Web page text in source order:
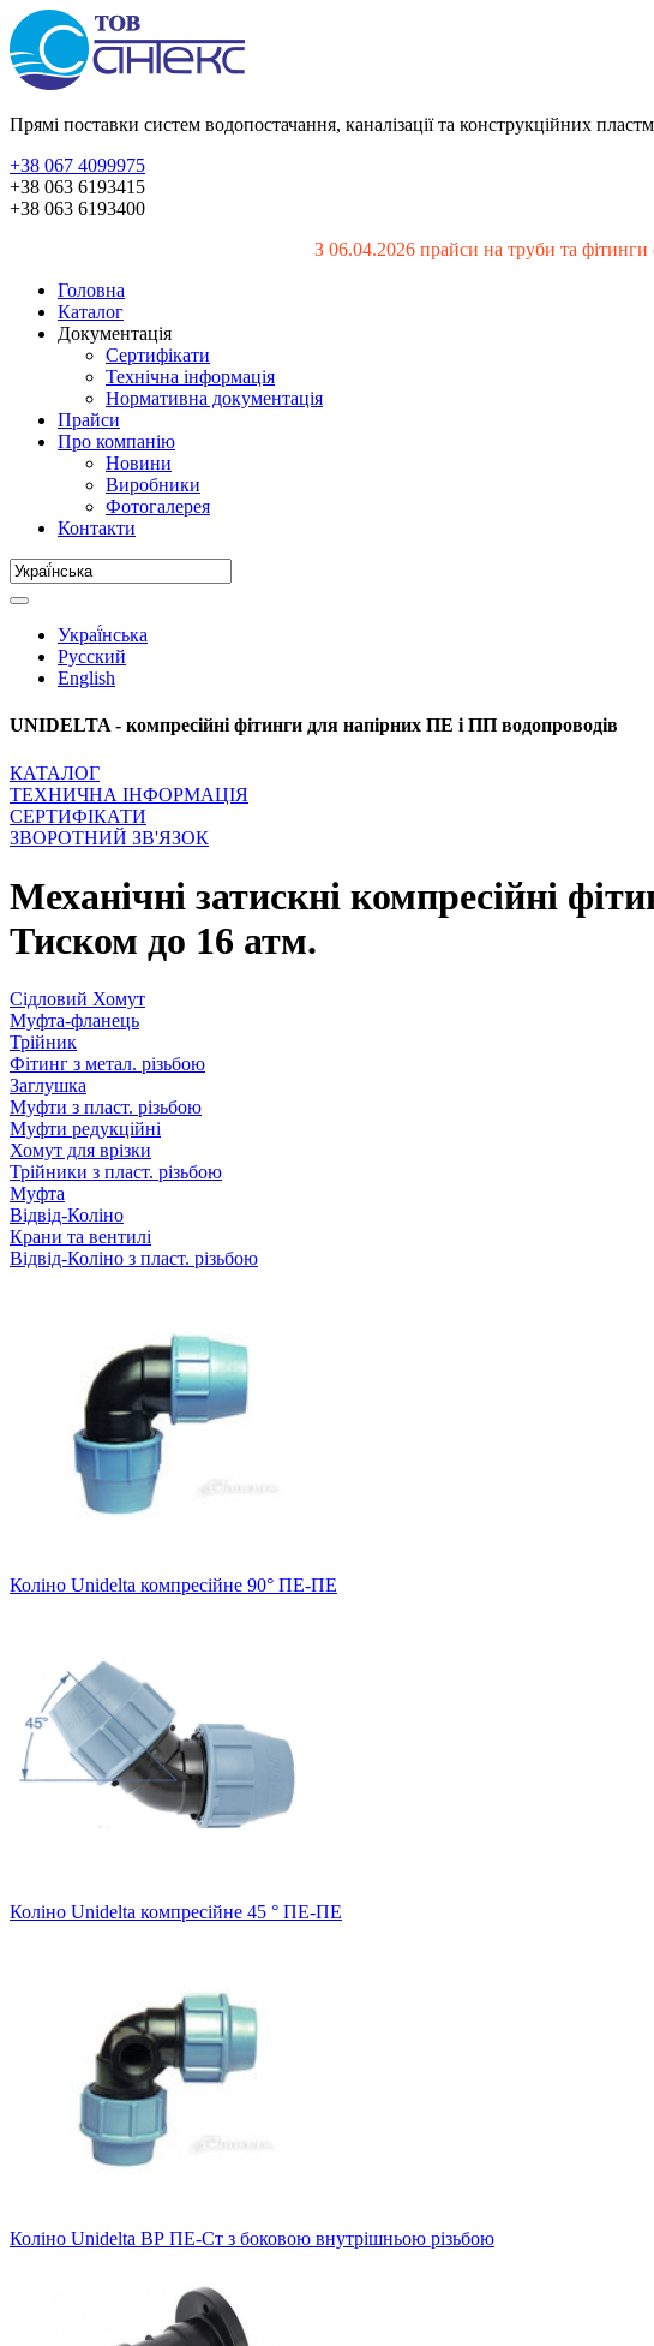
Прямі поставки систем водопостачання, каналізації та конструкційних
+38 067 4099975
+38 063 6193415
+38 063 6193400
З 06.04.2026 прайси на труби та
Головна
Каталог
Документація
Сертифікати
Технічна інформація
Нормативна документація
Прайси
Про компанію
Новини
Виробники
Фотогалерея
Контакти
Украї́нська
Русский
English
UNIDELTA - компресійні фітинги для напірних ПЕ і ПП водопроводів
КАТАЛОГ
ТЕХНИЧНА ІНФОРМАЦІЯ
СЕРТИФІКАТИ
ЗВОРОТНИЙ ЗВ'ЯЗОК
Механічні затискні компресійні
Тиском до 16 атм.
Сідловий Хомут
Муфта-фланець
Трійник
Фітинг з метал. різьбою
Заглушка
Муфти з пласт. різьбою
Муфти редукційні
Хомут для врізки
Трійники з пласт. різьбою
Муфта
Відвід-Коліно
Крани та вентилі
Відвід-Коліно з пласт. різьбою
Коліно Unidelta компресійне 90° ПЕ-ПЕ
Коліно Unidelta компресійне 45 ° ПЕ-ПЕ
Коліно Unidelta ВР ПЕ-Ст з боковою внутрішньою різьбою